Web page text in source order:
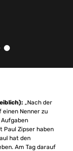
„Nach der
Nenner zu
Paul Zipser haben
hat den
Am Tag darauf